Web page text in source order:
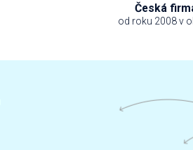
Česká
od roku 2008 v